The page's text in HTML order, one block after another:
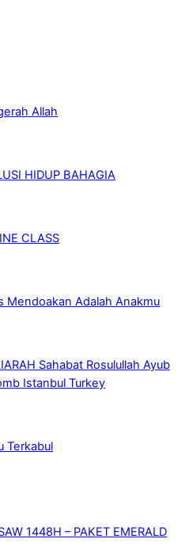
Allah
HIDUP BAHAGIA
CLASS
Mendoakan Adalah Anakmu
Sahabat Rosulullah Ayub
Istanbul Turkey
Terkabul
1448H – PAKET EMERALD